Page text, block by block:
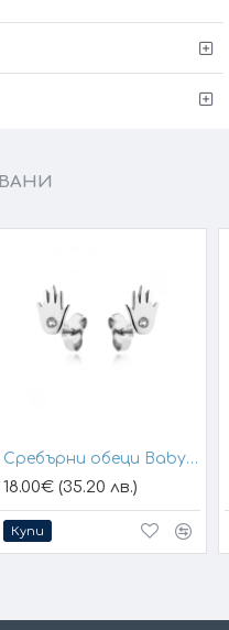
Сребърни обеци Baby Hands
18.00€ (35.20 лв.)
Купи